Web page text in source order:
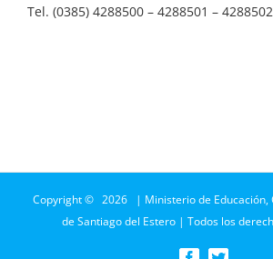
Tel. (0385) 4288500 – 4288501 – 4288502
Copyright © 2026 | Ministerio de Educación,
de Santiago del Estero | Todos los